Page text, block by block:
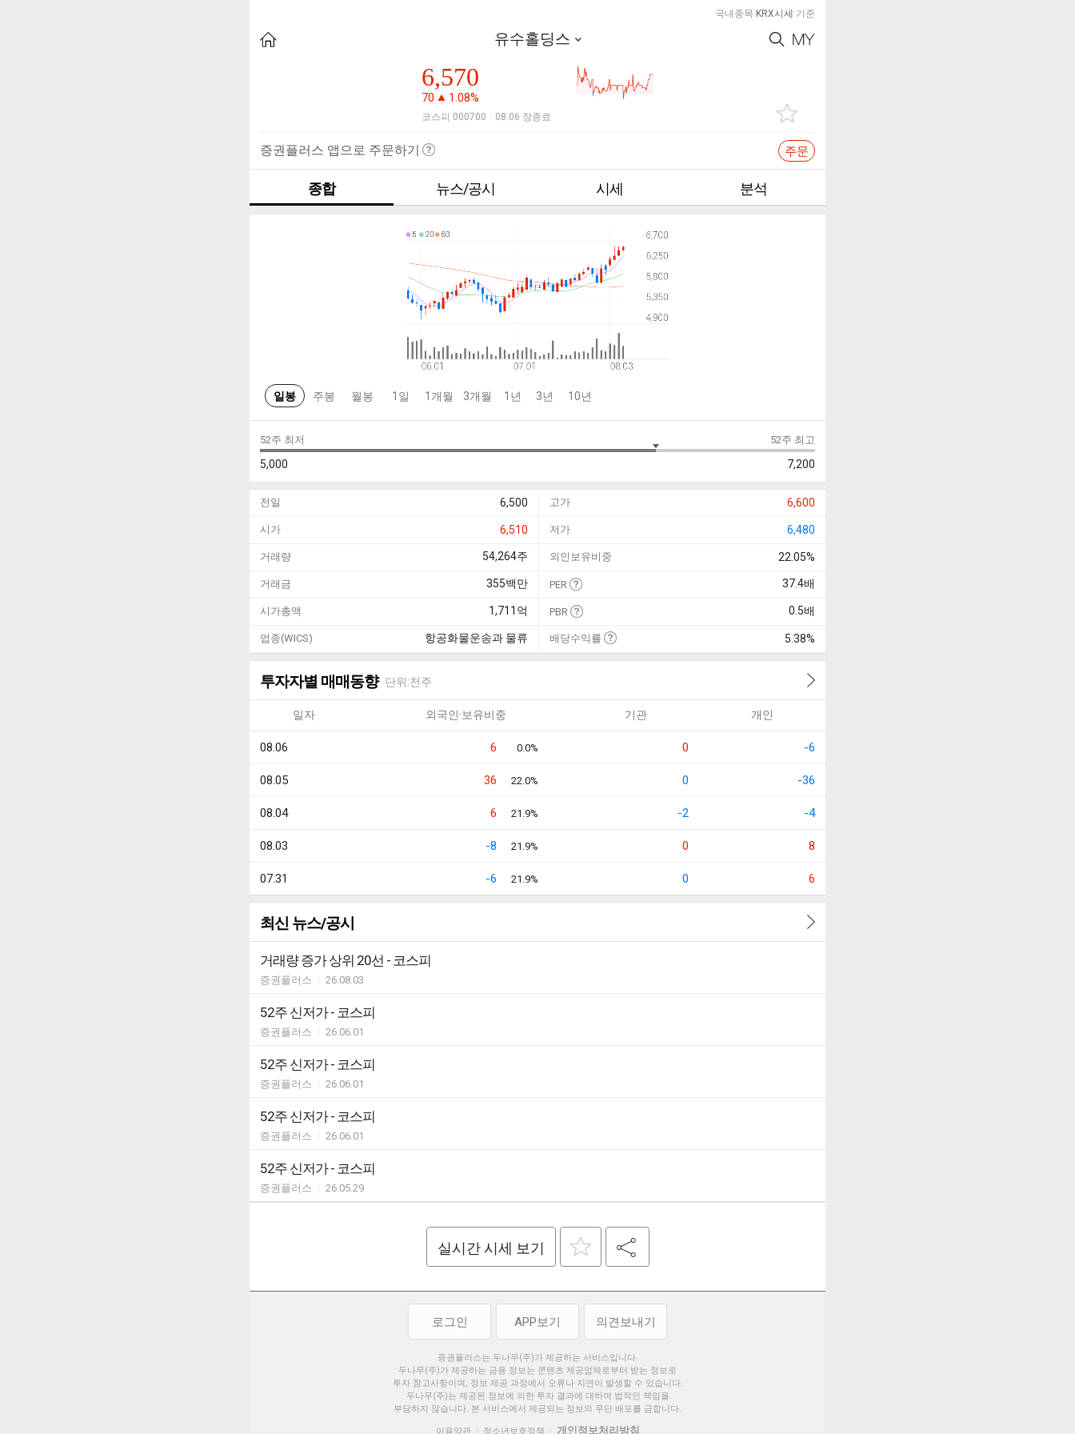
국내종목 KRX시세 기준
유수홀딩스
6,570
70 1.08%
코스피 000700 08.06 장종료
증권플러스 앱으로 주문하기 주문
종합 뉴스/공시 시세 분석
일봉 주봉 월봉 1일 1개월 3개월 1년 3년 10년
52주 최저
5,000
52주 최고
7,200
전일 6,500 고가 6,600
시가 6,510 저가 6,480
거래량 54,264주 외인보유비중 22.05%
거래금 355백만 PER 37.4배
시가총액 1,711 억 PBR 0.5배
업종(WICS) 항공화물운송과 물류 배당수익률 5.38%
투자자별 매매동향 단위:천주
일자 외국인·보유비중 기관 개인
08.06 6 0.0% 0 -6
08.05 36 22.0% 0 -36
08.04 6 21.9% -2 -4
08.03 -8 21.9% 0 8
07.31 -6 21.9% 0 6
최신 뉴스/공시
거래량 증가 상위 20선 - 코스피
증권플러스 26.08.03
52주 신저가 - 코스피
증권플러스 26.06.01
52주 신저가 - 코스피
증권플러스 26.06.01
52주 신저가 - 코스피
증권플러스 26.06.01
52주 신저가 - 코스피
증권플러스 26.05.29
실시간 시세 보기
로그인 APP보기 의견보내기
증권플러스는 두나무(주)가 제공하는 서비스입니다.
두나무(주)가 제공하는 금융 정보는 콘텐츠 제공업체로부터 받는 정보로
투자 참고사항이며, 정보 제공 과정에서 오류나 지연이 발생할 수 있습니다.
두나무(주)는 제공된 정보에 의한 투자 결과에 대하여 법적인 책임을
부담하지 않습니다. 본 서비스에서 제공되는 정보의 무단 배포를 금합니다.
이용약관 청소년보호정책 개인정보처리방침